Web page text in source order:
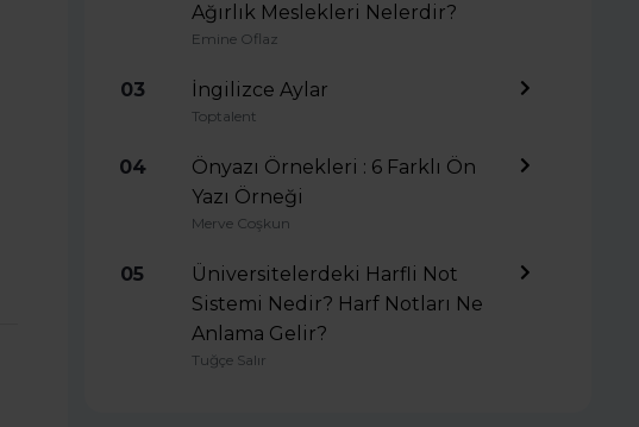
Ağırlık Meslekleri Nelerdir?
Emine Oflaz
03 İngilizce Aylar
Toptalent
04
Önyazı Örnekleri : 6 Farklı Ön
Yazı Örneği
Merve Coşkun
05
Üniversitelerdeki Harfli Not
Sistemi Nedir? Harf Notları Ne
Anlama Gelir?
Tuğçe Salır